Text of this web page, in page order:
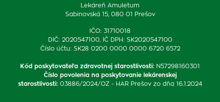
Lekáreň Amuletum
Sabinovská 15, 080 01 Prešov
IČO: 31710018
DIČ: 2020547100, IČ DPH: SK2020547100
Číslo účtu: SK28 0200 0000 0000 6720 6572
Kód poskytovateľa zdravotnej starostlivosti: N57298160301
Číslo povolenia na poskytovanie lekárenskej
starostlivosti: 03886/2024/OZ - HAR Prešov zo dňa 16.1.2024